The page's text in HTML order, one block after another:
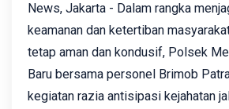
News, Jakarta - Dalam rangka
keamanan dan ketertiban
tetap aman dan kondusif, Polsek
Baru bersama personel Brimob
kegiatan razia antisipasi kejahatan